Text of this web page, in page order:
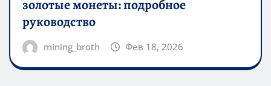
золотые монеты: подробное
руководство
mining_broth Фев 18, 2026